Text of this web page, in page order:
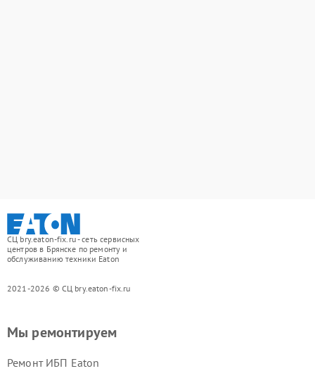
СЦ bry.eaton-fix.ru - сеть сервисных
центров в Брянске по ремонту и
обслуживанию техники Eaton
2021-2026 © СЦ bry.eaton-fix.ru
Мы ремонтируем
Ремонт ИБП Eaton